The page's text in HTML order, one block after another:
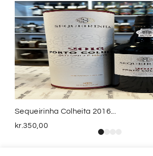
Sequeirinha Colheita 2016...
kr.350,00